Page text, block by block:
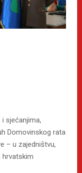
sjećanjima,
Domovinskog rata
– u zajedništvu,
hrvatskim